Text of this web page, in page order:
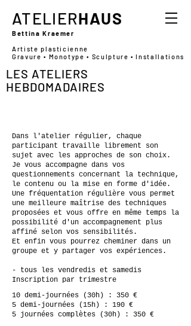
ATELIERHAUS
Bettina Kraemer
Artiste plasticienne
Gravure • Monotype • Sculpture • Installations
LES ATELIERS
HEBDOMADAIRES
Dans l'atelier régulier, chaque
participant travaille librement son
sujet avec les approches de son choix.
Je vous accompagne dans vos
questionnements concernant la technique,
le contenu ou la mise en forme d'idée.
Une fréquentation régulière vous permet
une meilleure maîtrise des techniques
proposées et vous offre en même temps la
possibilité d'un accompagnement plus
affiné selon vos sensibilités.
Et enfin vous pourrez cheminer dans un
groupe et y partager vos expériences.
- tous les vendredis et samedis
Inscription par trimestre
10 demi-journées (30h) : 350 €
5 demi-journées (15h) : 190 €
5 journées complètes (30h) : 350 €